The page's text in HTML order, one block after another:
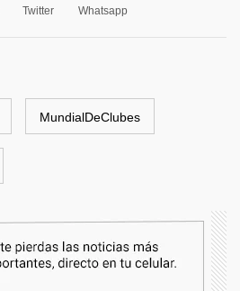
Twitter Whatsapp
MundialDeClubes